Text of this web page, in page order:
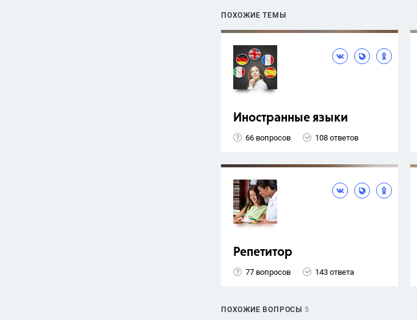
ПОХОЖИЕ ТЕМЫ
Иностранные языки
66 вопросов 108 ответов
Репетитор
77 вопросов 143 ответа
ПОХОЖИЕ ВОПРОСЫ 5